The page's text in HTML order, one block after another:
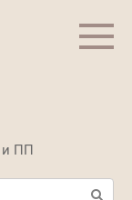
и ПП